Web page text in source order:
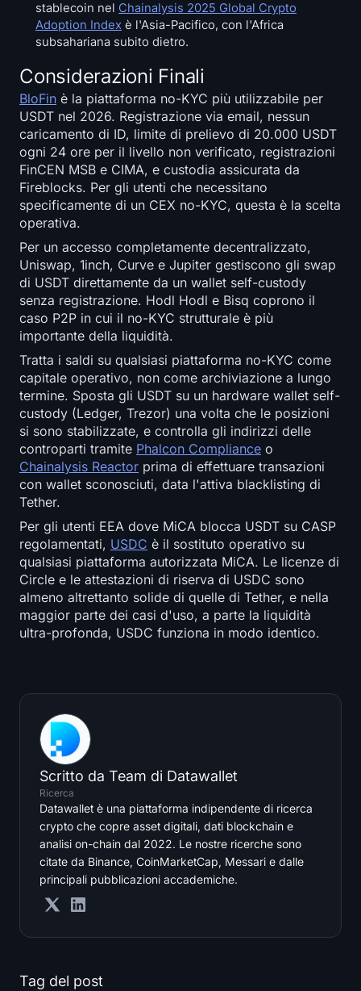
stablecoin nel Chainalysis 2025 Global Crypto
Adoption Index è l'Asia-Pacifico, con l'Africa
subsahariana subito dietro.
Considerazioni Finali
BloFin è la piattaforma no-KYC più utilizzabile per
USDT nel 2026. Registrazione via email, nessun
caricamento di ID, limite di prelievo di 20.000 USDT
ogni 24 ore per il livello non verificato, registrazioni
FinCEN MSB e CIMA, e custodia assicurata da
Fireblocks. Per gli utenti che necessitano
specificamente di un CEX no-KYC, questa è la scelta
operativa.
Per un accesso completamente decentralizzato,
Uniswap, 1inch, Curve e Jupiter gestiscono gli swap
di USDT direttamente da un wallet self-custody
senza registrazione. Hodl Hodl e Bisq coprono il
caso P2P in cui il no-KYC strutturale è più
importante della liquidità.
Tratta i saldi su qualsiasi piattaforma no-KYC come
capitale operativo, non come archiviazione a lungo
termine. Sposta gli USDT su un hardware wallet self-
custody (Ledger, Trezor) una volta che le posizioni
si sono stabilizzate, e controlla gli indirizzi delle
controparti tramite Phalcon Compliance o
Chainalysis Reactor prima di effettuare transazioni
con wallet sconosciuti, data l'attiva blacklisting di
Tether.
Per gli utenti EEA dove MiCA blocca USDT su CASP
regolamentati, USDC è il sostituto operativo su
qualsiasi piattaforma autorizzata MiCA. Le licenze di
Circle e le attestazioni di riserva di USDC sono
almeno altrettanto solide di quelle di Tether, e nella
maggior parte dei casi d'uso, a parte la liquidità
ultra-profonda, USDC funziona in modo identico.
Scritto da Team di Datawallet
Ricerca
Datawallet è una piattaforma indipendente di ricerca
crypto che copre asset digitali, dati blockchain e
analisi on-chain dal 2022. Le nostre ricerche sono
citate da Binance, CoinMarketCap, Messari e dalle
principali pubblicazioni accademiche.
Tag del post